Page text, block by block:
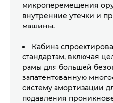
микроперемещения
внутренние утечки и
машины.
Кабина
стандартам, включая
рамы для большей
запатентованную
систему амортизации
подавления
УЗНАТЬ
НАШИ ЭКСПЕРТЫ
ПО ВСЕМ ВОПРОСАМ
ОСТАВЬТЕ ЗАЯВКУ
ОТВЕТЯТ НА ВСЕ